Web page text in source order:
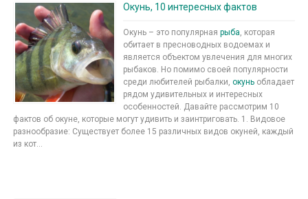
Окунь, 10 интересных фактов
Окунь – это популярная рыба, которая
обитает в пресноводных водоемах и
является объектом увлечения для многих
рыбаков. Но помимо своей популярности
среди любителей рыбалки, окунь обладает
рядом удивительных и интересных
особенностей. Давайте рассмотрим 10
фактов об окуне, которые могут удивить и заинтриговать. 1. Видовое
разнообразие: Существует более 15 различных видов окуней, каждый
из кот...